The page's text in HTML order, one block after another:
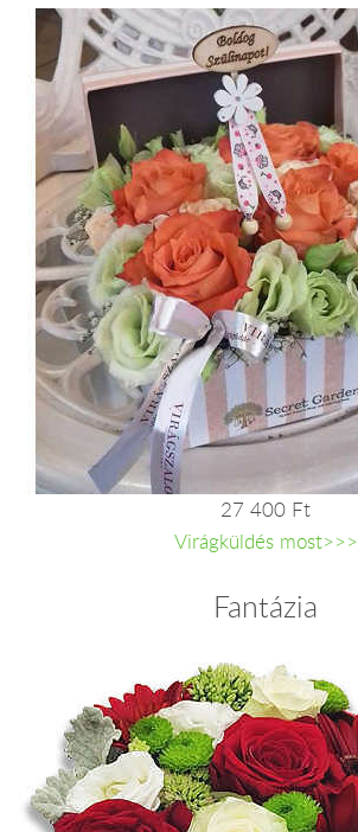
27 400 Ft
Virágküldés most>>>
Fantázia